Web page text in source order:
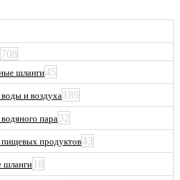
708
шланги45
и воздуха 189
пара32
продуктов43
шланги 18